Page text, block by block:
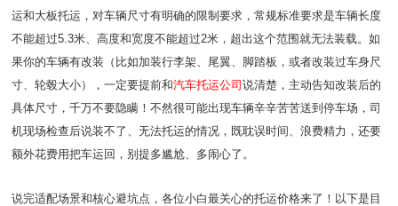
运和大板托运，对车辆尺寸有明确的限制要求，常规标准要求是车辆长度
不能超过5.3米、高度和宽度不能超过2米，超出这个范围就无法装载。如
果你的车辆有改装（比如加装行李架、尾翼、脚踏板，或者改装过车身尺
寸、轮毂大小），一定要提前和汽车托运公司说清楚，主动告知改装后的
具体尺寸，千万不要隐瞒！不然很可能出现车辆辛辛苦苦送到停车场，司
机现场检查后说装不了、无法托运的情况，既耽误时间、浪费精力，还要
额外花费用把车运回，别提多尴尬、多闹心了。
说完适配场景和核心避坑点，各位小白最关心的托运价格来了！以下是目